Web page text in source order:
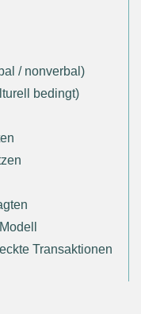
/ nonverbal)
bedingt)
Transaktionen